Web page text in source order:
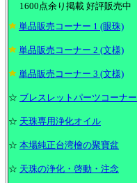
1600点余り掲載 好評販売中
単品販売コーナー 1 (眼珠)
単品販売コーナー 2 (文様)
単品販売コーナー 3 (文様)
☆ ブレスレットパーツコーナー
☆ 天珠専用浄化オイル
☆ 本場純正台湾檜の聚寶盆
☆ 天珠の浄化・啓動・注念